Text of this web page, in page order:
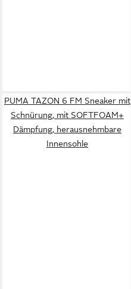
PUMA TAZON 6 FM Sneaker mit
Schnürung, mit SOFTFOAM+
Dämpfung, herausnehmbare
Innensohle